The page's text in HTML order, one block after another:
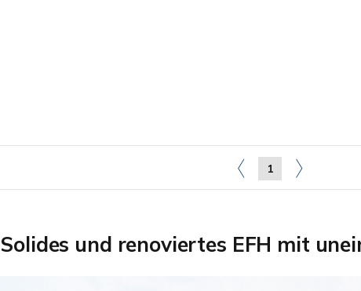
1
Solides und renoviertes EFH mit